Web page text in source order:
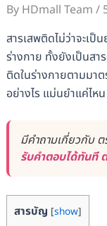
By HDmall Team /
สารเสพติดไม่ว่าจะเป็
ร่างกาย ทั้งยังเป็นส
ติดในร่างกายตามมา
อย่างไร แม่นยำแค่ไห
มีคำถามเกี่ยวกับ
รับคำตอบได้ทันที
สารบัญ [show]